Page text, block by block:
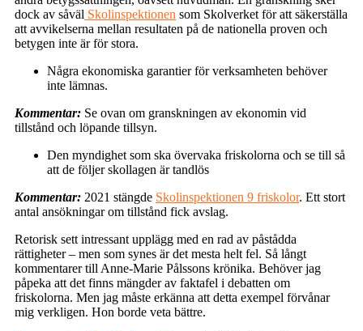
dock av såväl Skolinspektionen som Skolverket för att säkerställa
att avvikelserna mellan resultaten på de nationella proven och
betygen inte är för stora.
Några ekonomiska garantier för verksamheten behöver
inte lämnas.
Kommentar: Se ovan om granskningen av ekonomin vid
tillstånd och löpande tillsyn.
Den myndighet som ska övervaka friskolorna och se till så
att de följer skollagen är tandlös
Kommentar: 2021 stängde Skolinspektionen 9 friskolor. Ett stort
antal ansökningar om tillstånd fick avslag.
Retorisk sett intressant upplägg med en rad av påstådda
rättigheter – men som synes är det mesta helt fel. Så långt
kommentarer till Anne-Marie Pålssons krönika. Behöver jag
påpeka att det finns mängder av faktafel i debatten om
friskolorna. Men jag måste erkänna att detta exempel förvånar
mig verkligen. Hon borde veta bättre.